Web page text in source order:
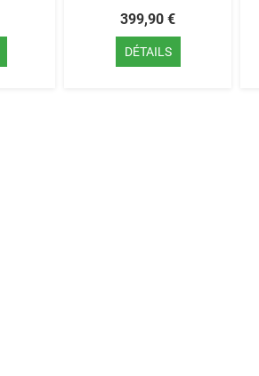
399,90 €
DÉTAILS